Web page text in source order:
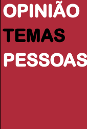
OPINIÃO
TEMAS
PESSOAS